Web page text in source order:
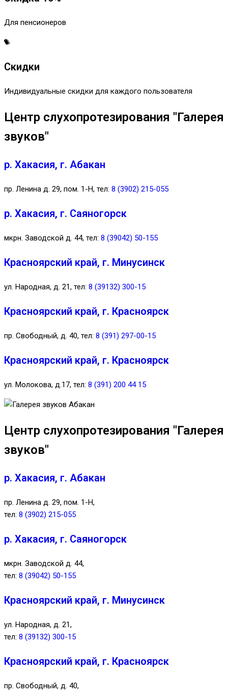
Для пенсионеров
Скидки
Индивидуальные скидки для каждого пользователя
Центр слухопротезирования "Галерея
звуков"
р. Хакасия, г. Абакан
пр. Ленина д. 29, пом. 1-Н, тел: 8 (3902) 215-055
р. Хакасия, г. Саяногорск
мкрн. Заводской д. 44, тел: 8 (39042) 50-155
Красноярский край, г. Минусинск
ул. Народная, д. 21, тел: 8 (39132) 300-15
Красноярский край, г. Красноярск
пр. Свободный, д. 40, тел: 8 (391) 297-00-15
Красноярский край, г. Красноярск
ул. Молокова, д.17, тел: 8 (391) 200 44 15
Центр слухопротезирования "Галерея
звуков"
р. Хакасия, г. Абакан
пр. Ленина д. 29, пом. 1-Н,
тел: 8 (3902) 215-055
р. Хакасия, г. Саяногорск
мкрн. Заводской д. 44,
тел: 8 (39042) 50-155
Красноярский край, г. Минусинск
ул. Народная, д. 21,
тел: 8 (39132) 300-15
Красноярский край, г. Красноярск
пр. Свободный, д. 40,